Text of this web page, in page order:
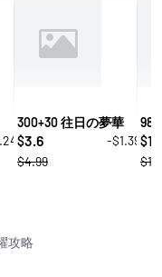
300+30 往日の夢華
$3.6
-$1.39
$4.99
$
攻略